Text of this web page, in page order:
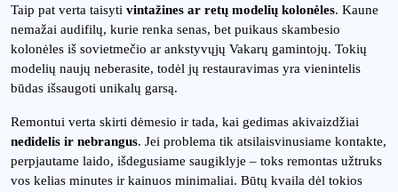
Taip pat verta taisyti vintažines ar retų modelių kolonėles. Kaune
nemažai audifilų, kurie renka senas, bet puikaus skambesio
kolonėles iš sovietmečio ar ankstyvųjų Vakarų gamintojų. Tokių
modelių naujų neberasite, todėl jų restauravimas yra vienintelis
būdas išsaugoti unikalų garsą.
Remontui verta skirti dėmesio ir tada, kai gedimas akivaizdžiai
nedidelis ir nebrangus. Jei problema tik atsilaisvinusiame kontakte,
perpjautame laido, išdegusiame saugiklyje – toks remontas užtruks
vos kelias minutes ir kainuos minimaliai. Būtų kvaila dėl tokios